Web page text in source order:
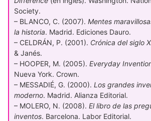
Society.
– BLANCO, C. (2007). Mentes
la historia. Madrid. Ediciones Dauro.
– CELDRÁN, P. (2001). Crónica del siglo
& Janés.
– HOOPER, M. (2005). Everyday
Nueva York. Crown.
– MESSADIÉ, G. (2000). Los grandes
moderno. Madrid. Alianza Editorial.
– MOLERO, N. (2008). El libro de las
inventos. Barcelona. Labor Editorial.